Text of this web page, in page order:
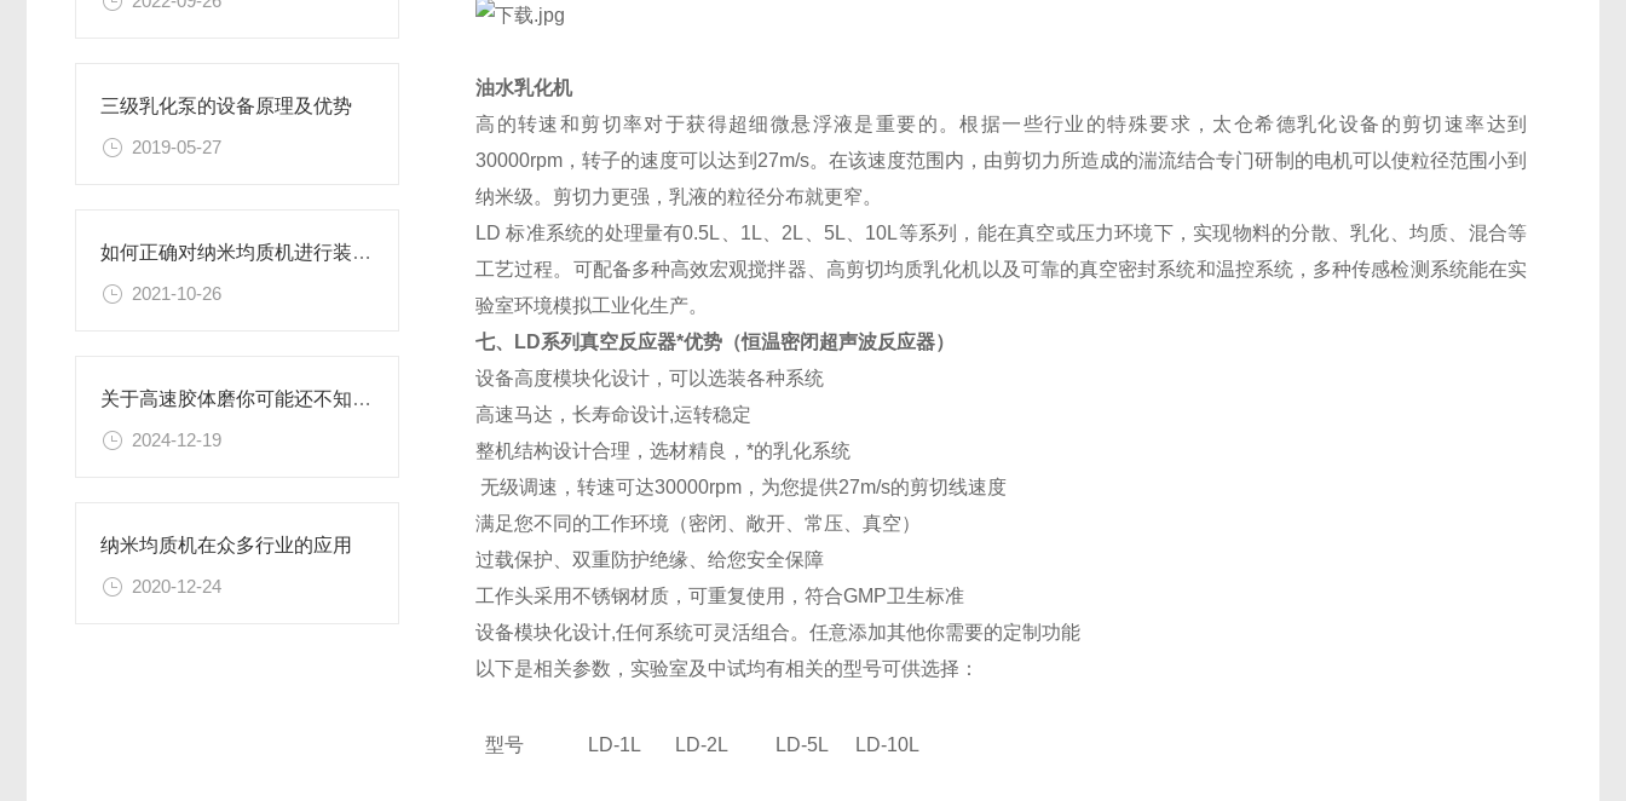
三级乳化泵的设备原理及优势
2019-05-27
如何正确对纳米均质机进行装配和拆卸？
2021-10-26
关于高速胶体磨你可能还不知道！
2024-12-19
纳米均质机在众多行业的应用
2020-12-24
油水乳化机
高的转速和剪切率对于获得超细微悬浮液是重要的。根据一些行业的特殊要求， 太仓希德乳化设备的剪切速率达到
30000rpm ，转子的速度可以达到 27m/s。在该速度范围内，由剪切力所造成的湍流结合专门研制的电机可以使粒径范围小到
纳米级。剪切力更强，乳液的粒径分布就更窄。
LD 标准系统的处理量有0.5L、1L、2L、5L、10L等系列，能在真空或压力环境下，实现物料的分散、乳化、均质、混合等
工艺过程。可配备多种高效宏观搅拌器、高剪切均质乳化机以及可靠的真空密封系统和温控系统，多种传感检测系统能在实
验室环境模拟工业化生产。
七、
LD系列真空反应器*优势 （恒温密闭超声波反应器）
设备高度模块化设计，可以选装各种系统
高速马达，长寿命设计,运转稳定
整机结构设计合理，选材精良，*的乳化系统
无级调速，转速可达30000rpm，为您提供27m/s的剪切线速度
满足您不同的工作环境（密闭、敞开、常压、真空）
过载保护、双重防护绝缘、给您安全保障
工作头采用不锈钢材质，可重复使用，符合GMP卫生标准
设备模块化设计,任何系统可灵活组合。任意添加其他你需要的定制功能
以下是相关参数，实验室及中试均有相关的型号可供选择：
型号 LD-1L LD-2L LD-5L LD-10L